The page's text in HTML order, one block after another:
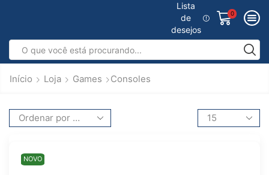
Lista
de
desejos
0
Início Loja Games Consoles
NOVO